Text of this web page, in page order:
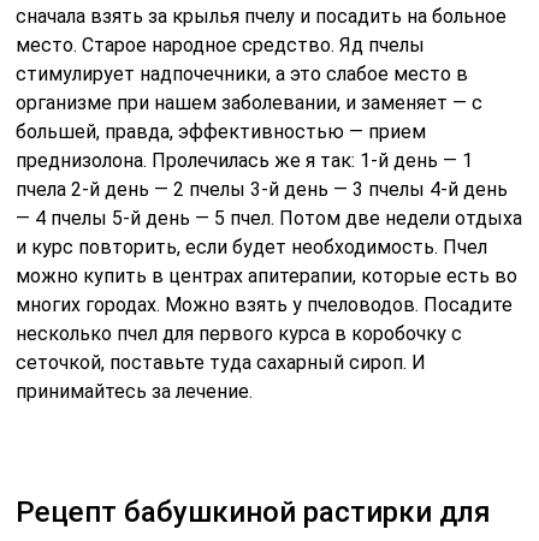
сначала взять за крылья пчелу и посадить на больное
место. Старое народное средство. Яд пчелы
стимулирует надпочечники, а это слабое место в
организме при нашем заболевании, и заменяет — с
большей, правда, эффективностью — прием
преднизолона. Пролечилась же я так: 1-й день — 1
пчела 2-й день — 2 пчелы 3-й день — 3 пчелы 4-й день
— 4 пчелы 5-й день — 5 пчел. Потом две недели отдыха
и курс повторить, если будет необходимость. Пчел
можно купить в центрах апитерапии, которые есть во
многих городах. Можно взять у пчеловодов. Посадите
несколько пчел для первого курса в коробочку с
сеточкой, поставьте туда сахарный сироп. И
принимайтесь за лечение.
Рецепт бабушкиной растирки для